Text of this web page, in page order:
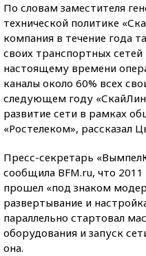
По словам заместителя
технической политике
компания в течение года
своих транспортных
настоящему времени
каналы около 60% всех
следующем году
развитие сети в рамках
«Ростелеком», рассказал
Пресс-секретарь
сообщила BFM.ru, что
прошел «под знаком
развертывание и
параллельно стартовал
оборудования и запуск
она.